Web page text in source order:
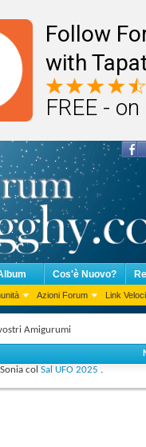
Follow
with
FREE -
Azioni Forum Link Veloci
Cos'è Nuovo?
Amigurumi
col Sal UFO 2025 .